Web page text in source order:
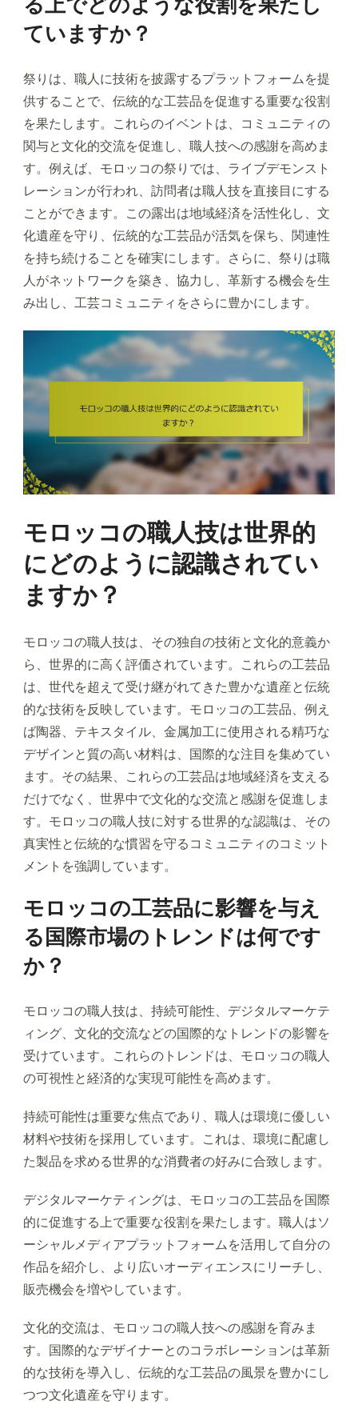
ていますか？
祭りは、職人に技術を披露するプラットフォームを提
供することで、伝統的な工芸品を促進する重要な役割
を果たします。これらのイベントは、コミュニティの
関与と文化的交流を促進し、職人技への感謝を高めま
す。例えば、モロッコの祭りでは、ライブデモンスト
レーションが行われ、訪問者は職人技を直接目にする
ことができます。この露出は地域経済を活性化し、文
化遺産を守り、伝統的な工芸品が活気を保ち、関連性
を持ち続けることを確実にします。さらに、祭りは職
人がネットワークを築き、協力し、革新する機会を生
み出し、工芸コミュニティをさらに豊かにします。
モロッコの職人技は世界的
にどのように認識されてい
ますか？
モロッコの職人技は、その独自の技術と文化的意義か
ら、世界的に高く評価されています。これらの工芸品
は、世代を超えて受け継がれてきた豊かな遺産と伝統
的な技術を反映しています。モロッコの工芸品、例え
ば陶器、テキスタイル、金属加工に使用される精巧な
デザインと質の高い材料は、国際的な注目を集めてい
ます。その結果、これらの工芸品は地域経済を支える
だけでなく、世界中で文化的な交流と感謝を促進しま
す。モロッコの職人技に対する世界的な認識は、その
真実性と伝統的な慣習を守るコミュニティのコミット
メントを強調しています。
モロッコの工芸品に影響を与え
る国際市場のトレンドは何です
か？
モロッコの職人技は、持続可能性、デジタルマーケテ
ィング、文化的交流などの国際的なトレンドの影響を
受けています。これらのトレンドは、モロッコの職人
の可視性と経済的な実現可能性を高めます。
持続可能性は重要な焦点であり、職人は環境に優しい
材料や技術を採用しています。これは、環境に配慮し
た製品を求める世界的な消費者の好みに合致します。
デジタルマーケティングは、モロッコの工芸品を国際
的に促進する上で重要な役割を果たします。職人はソ
ーシャルメディアプラットフォームを活用して自分の
作品を紹介し、より広いオーディエンスにリーチし、
販売機会を増やしています。
文化的交流は、モロッコの職人技への感謝を育みま
す。国際的なデザイナーとのコラボレーションは革新
的な技術を導入し、伝統的な工芸品の風景を豊かにし
つつ文化遺産を守ります。